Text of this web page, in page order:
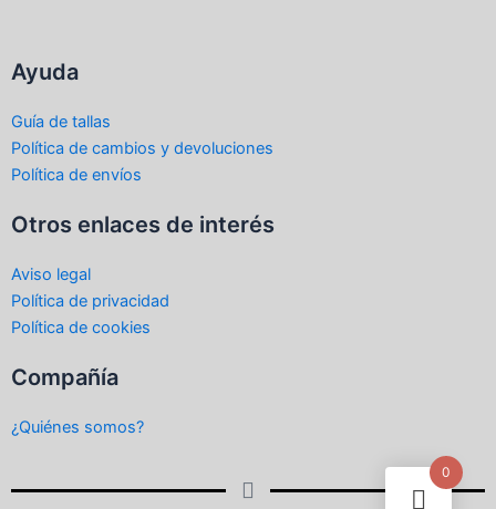
Ayuda
Guía de tallas
Política de cambios y devoluciones
Política de envíos
Otros enlaces de interés
Aviso legal
Política de privacidad
Política de cookies
Compañía
¿Quiénes somos?
0